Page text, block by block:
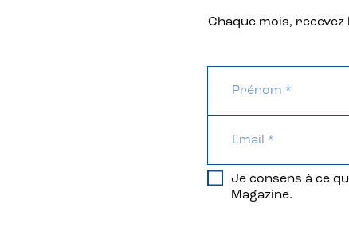
Chaque mois,
Je consens à ce
Magazine.